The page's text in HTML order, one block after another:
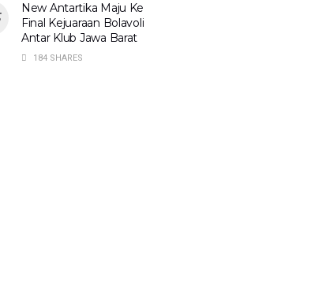
New Antartika Maju Ke
Final Kejuaraan Bolavoli
Antar Klub Jawa Barat
184 SHARES